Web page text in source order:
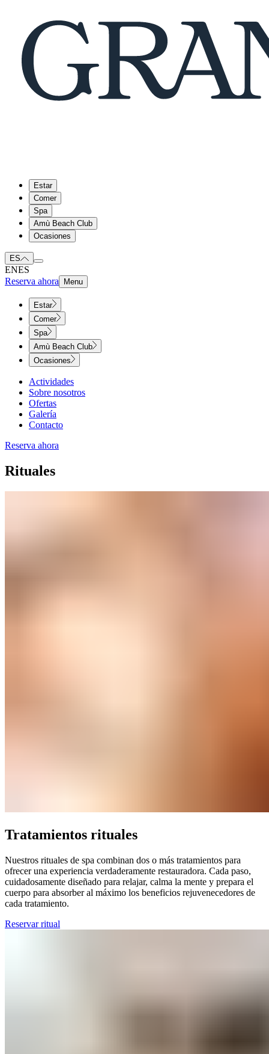
Estar
Comer
Spa
Amù Beach Club
Ocasiones
ES
ENES
Reserva ahora
Menu
Estar
Comer
Spa
Amù Beach Club
Ocasiones
Actividades
Sobre nosotros
Ofertas
Galería
Contacto
Reserva ahora
Rituales​​​​‌ ‍ ​‍​‍‌‍ ‌ ​‍‌‍‍‌‌‍‌ ‌‍‍‌‌‍ ‍​‍​‍​ ‍‍​‍​‍‌ ​ ‌‍​‌‌‍ ‍‌‍‍‌‌ ‌​‌ ‍‌​‍ ‍‌‍‍‌‌‍ ​‍​‍​‍ ​​‍​‍‌‍‍​‌ ​‍‌‍‌‌‌‍‌‍​‍​‍​ ‍‍​‍​‍‌‍‍​‌ ‌​‌ ‌​‌ ​​‌ ​ ​ ‍‍​‍ ​‍ ‌‍ ​​‍ ‌‌‍​‌‌‍ ‍‌‍‌​​‍ ‌‌ ​‍​‍ ‌‌‍‍​‌‍ ‌ ‌​‌‍‌‌‌‍ ​‌ ​ ​‍ ‌‌ ​ ‌ ‌​‌ ‌‌‌‍‌​‌‍‍‌‌‍ ​‍ ‍‌ ‌‍‌‍‌‌‌ ​‍‌‍​ ‌‍‌‌‌‍ ​​‍ ‍‌‍​‌‌ ​​‌ ​​​‍ ‌‍‍‌‌‍ ‍‌ ‌​‌‍‌‌‌‍ ‍‌ ‌​​‍ ‌‍‌‌‌‍‌​‌‍‍‌‌ ‌​​‍ ‌‍ ‌‌‍ ‌‍‌​‌‍‌‌​ ‌‌ ​​‌ ​‍‌‍‌‌‌ ​ ‌‍‌‌‌‍ ‍‌ ‌​‌‍​‌‌ ‌​‌‍‍‌‌‍ ‌‍ ‍​ ‍ ‌‍‍‌‌‍‌​​ ‌​ ‌ ‌‍​‌​ ‍​​ ​‍‌‍‌‌​ ​​‌‍‌​‌‍​‍​‍ ‌‌‍‌‍​ ​​‌‍‌​‌‍‌‌​‍ ‌​ ‌​​ ​‌​ ‌‌‌‍‌​​‍ ‌​ ‍‌​ ​ ‌‍​‌‌‍​‌​‍ ‌‌‍​‍‌‍​‌​ ​‍​ ‌ ​ ‌ ​ ​‍‌‍​‌​ ​​‌‍‌‌​ ​‍‌‍‌​​ ‍​​ ‍ ‌ ‌​‌ ‍‌‌ ​​‌‍‌‌​ ‌‌‍‍​‌‍ ‌ ‌​‌‍‌‌‌‍ ​‌‌​ ‌‍‍‌‌ ‌​‌‍‌‌‌‌​​‌‍​‌‌‍‌ ‌‍‌‌​ ‍ ‌ ​​‌‍​‌‌ ‌​‌‍‍​​ ‌‌ ​​‌‍​‌‌‍‌ ‌‍‌‌‌​​‍‌ ‌‌‌‍‍‌‌‍ ​‌‍‌​‌‍‌‌‌ ​‍​‍‌‌​ ‌‌‌​​‍‌‌ ‌‍‍ ‌‍‌‌‌ ‍‌​‍‌‌​ ​ ‌​‌​​‍‌‌​ ​ ‌​‌​​‍‌‌​ ​‍​ ​‍​ ‍‌​ ‌‌​ ‍​​ ​ ​ ‌‍​ ‍‌​ ​ ​ ​‌‌‍​‍​ ‌​​ ​‍​ ‌ ​‍‌‌​ ​‍​ ​‍​‍‌‌​ ‌‌‌​‌​​‍ ‍‌‍‍​‌‍‌‌‌‍​‌‌‍‌​‌‍‍‌‌‍ ‍‌‍‌ ​ ‌‍​‍‌‍​‌‌ ​ ‌‍‌‌‌‌‌‌‌ ​‍‌‍ ​​ ‌‌‍‍​‌ ‌​‌ ‌​‌ ​​‌ ​ ​‍‌‌​ ​ ‌​​‌​‍‌‌​ ​‍‌​‌‍​‍‌‌​ ​‍‌​‌‍‌‍ ​​‍ ‌‌‍​‌‌‍ ‍‌‍‌​​‍ ‌‌ ​‍​‍ ‌‌‍‍​‌‍ ‌ ‌​‌‍‌‌‌‍ ​‌ ​ ​‍ ‌‌ ​ ‌ ‌​‌ ‌‌‌‍‌​‌‍‍‌‌‍ ​‍ ‍‌ ‌‍‌‍‌‌‌ ​‍‌‍​ ‌‍‌‌‌‍ ​​‍ ‍‌‍​‌‌ ​​‌ ​​​‍‌‍‌‍‍‌‌‍‌​​ ‌​ ‌ ‌‍​‌​ ‍​​ ​‍‌‍‌‌​ ​​‌‍‌​‌‍​‍​‍ ‌‌‍‌‍​ ​​‌‍‌​‌‍‌‌​‍ ‌​ ‌​​ ​‌​ ‌‌‌‍‌​​‍ ‌​ ‍‌​ ​ ‌‍​‌‌‍​‌​‍ ‌‌‍​‍‌‍​‌​ ​‍​ ‌ ​ ‌ ​ ​‍‌‍​‌​ ​​‌‍‌‌​ ​‍‌‍‌​​ ‍​​‍‌‍‌ ‌​‌ ‍‌‌ ​​‌‍‌‌​ ‌‌‍‍​‌‍ ‌ ‌​‌‍‌‌‌‍ ​‌‌​ ‌‍‍‌‌ ‌​‌‍‌‌‌‌​​‌‍​‌‌‍‌ ‌‍‌‌​‍‌‍‌ ​​‌‍​‌‌ ‌​‌‍‍​​ ‌‌ ​​‌‍​‌‌‍‌ ‌‍‌‌‌​​‍‌ ‌‌‌‍‍‌‌‍ ​‌‍‌​‌‍‌‌‌ ​‍​‍‌‌​ ‌‌‌​​‍‌‌ ‌‍‍ ‌‍‌‌‌ ‍‌​‍‌‌​ ​ ‌​‌​​‍‌‌​ ​ ‌​‌​​‍‌‌​ ​‍​ ​‍​ ‍‌​ ‌‌​ ‍​​ ​ ​ ‌‍​ ‍‌​ ​ ​ ​‌‌‍​‍​ ‌​​ ​‍​ ‌ ​‍‌‌​ ​‍​ ​‍​‍‌‌​ ‌‌‌​‌​​‍ ‍‌‍‍​‌‍‌‌‌‍​‌‌‍‌​‌‍‍‌‌‍ ‍‌‍‌ ​‍‌‍‌ ​​‌‍‌‌‌ ​‍‌ ​ ‌ ​​‌‍‌‌‌‍​ ‌ ‌​‌‍‍‌‌ ‌‍‌‍‌‌​ ‌‌ ​​‌ ‌‌‌‍​‍‌‍ ​‌‍‍‌‌ ​ ‌‍‍​‌‍‌‌‌‍‌​​‍​‍‌ ‌
Tratamientos rituales​​​​‌ ‍ ​‍​‍‌‍ ‌ ​‍‌‍‍‌‌‍‌ ‌‍‍‌‌‍ ‍​‍​‍​ ‍‍​‍​‍‌ ​ ‌‍​‌‌‍ ‍‌‍‍‌‌ ‌​‌ ‍‌​‍ ‍‌‍‍‌‌‍ ​‍​‍​‍ ​​‍​‍‌‍‍​‌ ​‍‌‍‌‌‌‍‌‍​‍​‍​ ‍‍​‍​‍‌‍‍​‌ ‌​‌ ‌​‌ ​​‌ ​ ​ ‍‍​‍ ​‍ ‌‍ ​​‍ ‌‌‍​‌‌‍ ‍‌‍‌​​‍ ‌‌ ​‍​‍ ‌‌‍‍​‌‍ ‌ ‌​‌‍‌‌‌‍ ​‌ ​ ​‍ ‌‌ ​ ‌ ‌​‌ ‌‌‌‍‌​‌‍‍‌‌‍ ​‍ ‍‌ ‌‍‌‍‌‌‌ ​‍‌‍​ ‌‍‌‌‌‍ ​​‍ ‍‌‍​‌‌ ​​‌ ​​​‍ ‌‍‍‌‌‍ ‍‌ ‌​‌‍‌‌‌‍ ‍‌ ‌​​‍ ‌‍‌‌‌‍‌​‌‍‍‌‌ ‌​​‍ ‌‍ ‌‌‍ ‌‍‌​‌‍‌‌​ ‌‌ ​​‌ ​‍‌‍‌‌‌ ​ ‌‍‌‌‌‍ ‍‌ ‌​‌‍​‌‌ ‌​‌‍‍‌‌‍ ‌‍ ‍​ ‍ ‌‍‍‌‌‍‌​​ ‌​ ‌ ‌‍​‌​ ‍​​ ​‍‌‍‌‌​ ​​‌‍‌​‌‍​‍​‍ ‌‌‍‌‍​ ​​‌‍‌​‌‍‌‌​‍ ‌​ ‌​​ ​‌​ ‌‌‌‍‌​​‍ ‌​ ‍‌​ ​ ‌‍​‌‌‍​‌​‍ ‌‌‍​‍‌‍​‌​ ​‍​ ‌ ​ ‌ ​ ​‍‌‍​‌​ ​​‌‍‌‌​ ​‍‌‍‌​​ ‍​​ ‍ ‌ ‌​‌ ‍‌‌ ​​‌‍‌‌​ ‌‌‍‍​‌‍ ‌ ‌​‌‍‌‌‌‍ ​‌‌​ ‌‍‍‌‌ ‌​‌‍‌‌‌‌​​‌‍​‌‌‍‌ ‌‍‌‌​ ‍ ‌ ​​‌‍​‌‌ ‌​‌‍‍​​ ‌‌ ​​‌‍​‌‌‍‌ ‌‍‌‌‌​​‍‌ ‌‌‌‍‍‌‌‍ ​‌‍‌​‌‍‌‌‌ ​‍​‍‌‌​ ‌‌‌​​‍‌‌ ‌‍‍ ‌‍‌‌‌ ‍‌​‍‌‌​ ​ ‌​‌​​‍‌‌​ ​ ‌​‌​​‍‌‌​ ​‍​ ​‍​ ​ ​ ‌‌​ ​ ​ ‌​​ ​​​ ‍​‌‍‌​​ ‍‌​ ​‍‌‍​‍‌‍​ ‌‍​ ​‍‌‌​ ​‍​ ​‍​‍‌‌​ ‌‌‌​‌​​‍ ‍‌‍‍​‌‍‌‌‌‍​‌‌‍‌​‌‍‍‌‌‍ ‍‌‍‌ ​ ‌‍​‍‌‍​‌‌ ​ ‌‍‌‌‌‌‌‌‌ ​‍‌‍ ​​ ‌‌‍‍​‌ ‌​‌ ‌​‌ ​​‌ ​ ​‍‌‌​ ​ ‌​​‌​‍‌‌​ ​‍‌​‌‍​‍‌‌​ ​‍‌​‌‍‌‍ ​​‍ ‌‌‍​‌‌‍ ‍‌‍‌​​‍ ‌‌ ​‍​‍ ‌‌‍‍​‌‍ ‌ ‌​‌‍‌‌‌‍ ​‌ ​ ​‍ ‌‌ ​ ‌ ‌​‌ ‌‌‌‍‌​‌‍‍‌‌‍ ​‍ ‍‌ ‌‍‌‍‌‌‌ ​‍‌‍​ ‌‍‌‌‌‍ ​​‍ ‍‌‍​‌‌ ​​‌ ​​​‍‌‍‌‍‍‌‌‍‌​​ ‌​ ‌ ‌‍​‌​ ‍​​ ​‍‌‍‌‌​ ​​‌‍‌​‌‍​‍​‍ ‌‌‍‌‍​ ​​‌‍‌​‌‍‌‌​‍ ‌​ ‌​​ ​‌​ ‌‌‌‍‌​​‍ ‌​ ‍‌​ ​ ‌‍​‌‌‍​‌​‍ ‌‌‍​‍‌‍​‌​ ​‍​ ‌ ​ ‌ ​ ​‍‌‍​‌​ ​​‌‍‌‌​ ​‍‌‍‌​​ ‍​​‍‌‍‌ ‌​‌ ‍‌‌ ​​‌‍‌‌​ ‌‌‍‍​‌‍ ‌ ‌​‌‍‌‌‌‍ ​‌‌​ ‌‍‍‌‌ ‌​‌‍‌‌‌‌​​‌‍​‌‌‍‌ ‌‍‌‌​‍‌‍‌ ​​‌‍​‌‌ ‌​‌‍‍​​ ‌‌ ​​‌‍​‌‌‍‌ ‌‍‌‌‌​​‍‌ ‌‌‌‍‍‌‌‍ ​‌‍‌​‌‍‌‌‌ ​‍​‍‌‌​ ‌‌‌​​‍‌‌ ‌‍‍ ‌‍‌‌‌ ‍‌​‍‌‌​ ​ ‌​‌​​‍‌‌​ ​ ‌​‌​​‍‌‌​ ​‍​ ​‍​ ​ ​ ‌‌​ ​ ​ ‌​​ ​​​ ‍​‌‍‌​​ ‍‌​ ​‍‌‍​‍‌‍​ ‌‍​ ​‍‌‌​ ​‍​ ​‍​‍‌‌​ ‌‌‌​‌​​‍ ‍‌‍‍​‌‍‌‌‌‍​‌‌‍‌​‌‍‍‌‌‍ ‍‌‍‌ ​‍‌‍‌ ​​‌‍‌‌‌ ​‍‌ ​ ‌ ​​‌‍‌‌‌‍​ ‌ ‌​‌‍‍‌‌ ‌‍‌‍‌‌​ ‌‌ ​​‌ ‌‌‌‍​‍‌‍ ​‌‍‍‌‌ ​ ‌‍‍​‌‍‌‌‌‍‌​​‍​‍‌ ‌
Nuestros rituales de spa combinan dos o más tratamientos para
ofrecer una experiencia verdaderamente restauradora. Cada paso,
cuidadosamente diseñado para relajar, calma la mente y prepara el
cuerpo para absorber al máximo los beneficios rejuvenecedores de
cada tratamiento.​​​​‌ ‍ ​‍​‍‌‍ ‌ ​‍‌‍‍‌‌‍‌ ‌‍‍‌‌‍ ‍​‍​‍​ ‍‍​‍​‍‌ ​ ‌‍​‌‌‍ ‍‌‍‍‌‌ ‌​‌ ‍‌​‍ ‍‌‍‍‌‌‍ ​‍​‍​‍ ​​‍​‍‌‍‍​‌ ​‍‌‍‌‌‌‍‌‍​‍​‍​ ‍‍​‍​‍‌‍‍​‌ ‌​‌ ‌​‌ ​​‌ ​ ​ ‍‍​‍ ​‍ ‌‍ ​​‍ ‌‌‍​‌‌‍ ‍‌‍‌​​‍ ‌‌ ​‍​‍ ‌‌‍‍​‌‍ ‌ ‌​‌‍‌‌‌‍ ​‌ ​ ​‍ ‌‌ ​ ‌ ‌​‌ ‌‌‌‍‌​‌‍‍‌‌‍ ​‍ ‍‌ ‌‍‌‍‌‌‌ ​‍‌‍​ ‌‍‌‌‌‍ ​​‍ ‍‌‍​‌‌ ​​‌ ​​​‍ ‌‍‍‌‌‍ ‍‌ ‌​‌‍‌‌‌‍ ‍‌ ‌​​‍ ‌‍‌‌‌‍‌​‌‍‍‌‌ ‌​​‍ ‌‍ ‌‌‍ ‌‍‌​‌‍‌‌​ ‌‌ ​​‌ ​‍‌‍‌‌‌ ​ ‌‍‌‌‌‍ ‍‌ ‌​‌‍​‌‌ ‌​‌‍‍‌‌‍ ‌‍ ‍​ ‍ ‌‍‍‌‌‍‌​​ ‌​ ‌ ‌‍​‌​ ‍​​ ​‍‌‍‌‌​ ​​‌‍‌​‌‍​‍​‍ ‌‌‍‌‍​ ​​‌‍‌​‌‍‌‌​‍ ‌​ ‌​​ ​‌​ ‌‌‌‍‌​​‍ ‌​ ‍‌​ ​ ‌‍​‌‌‍​‌​‍ ‌‌‍​‍‌‍​‌​ ​‍​ ‌ ​ ‌ ​ ​‍‌‍​‌​ ​​‌‍‌‌​ ​‍‌‍‌​​ ‍​​ ‍ ‌ ‌​‌ ‍‌‌ ​​‌‍‌‌​ ‌‌‍‍​‌‍ ‌ ‌​‌‍‌‌‌‍ ​‌‌​ ‌‍‍‌‌ ‌​‌‍‌‌‌‌​​‌‍​‌‌‍‌ ‌‍‌‌​ ‍ ‌ ​​‌‍​‌‌ ‌​‌‍‍​​ ‌‌ ​​‌‍​‌‌‍‌ ‌‍‌‌‌​​‍‌ ‌‌‌‍‍‌‌‍ ​‌‍‌​‌‍‌‌‌ ​‍​‍‌‌​ ‌‌‌​​‍‌‌ ‌‍‍ ‌‍‌‌‌ ‍‌​‍‌‌​ ​ ‌​‌​​‍‌‌​ ​ ‌​‌​​‍‌‌​ ​‍​ ​‍​ ​ ​ ‌‌​ ​ ​ ‌​​ ​​​ ‍​‌‍‌​​ ‍‌​ ​‍‌‍​‍‌‍​ ‌‍​ ​‍‌‌​ ​‍​ ​‍​‍‌‌​ ‌‌‌​‌​​‍ ‍‌‍​‍‌‍ ‌‍‌​‌ ‍‌​ ‌‍​‍‌‍​‌‌ ​ ‌‍‌‌‌‌‌‌‌ ​‍‌‍ ​​ ‌‌‍‍​‌ ‌​‌ ‌​‌ ​​‌ ​ ​‍‌‌​ ​ ‌​​‌​‍‌‌​ ​‍‌​‌‍​‍‌‌​ ​‍‌​‌‍‌‍ ​​‍ ‌‌‍​‌‌‍ ‍‌‍‌​​‍ ‌‌ ​‍​‍ ‌‌‍‍​‌‍ ‌ ‌​‌‍‌‌‌‍ ​‌ ​ ​‍ ‌‌ ​ ‌ ‌​‌ ‌‌‌‍‌​‌‍‍‌‌‍ ​‍ ‍‌ ‌‍‌‍‌‌‌ ​‍‌‍​ ‌‍‌‌‌‍ ​​‍ ‍‌‍​‌‌ ​​‌ ​​​‍‌‍‌‍‍‌‌‍‌​​ ‌​ ‌ ‌‍​‌​ ‍​​ ​‍‌‍‌‌​ ​​‌‍‌​‌‍​‍​‍ ‌‌‍‌‍​ ​​‌‍‌​‌‍‌‌​‍ ‌​ ‌​​ ​‌​ ‌‌‌‍‌​​‍ ‌​ ‍‌​ ​ ‌‍​‌‌‍​‌​‍ ‌‌‍​‍‌‍​‌​ ​‍​ ‌ ​ ‌ ​ ​‍‌‍​‌​ ​​‌‍‌‌​ ​‍‌‍‌​​ ‍​​‍‌‍‌ ‌​‌ ‍‌‌ ​​‌‍‌‌​ ‌‌‍‍​‌‍ ‌ ‌​‌‍‌‌‌‍ ​‌‌​ ‌‍‍‌‌ ‌​‌‍‌‌‌‌​​‌‍​‌‌‍‌ ‌‍‌‌​‍‌‍‌ ​​‌‍​‌‌ ‌​‌‍‍​​ ‌‌ ​​‌‍​‌‌‍‌ ‌‍‌‌‌​​‍‌ ‌‌‌‍‍‌‌‍ ​‌‍‌​‌‍‌‌‌ ​‍​‍‌‌​ ‌‌‌​​‍‌‌ ‌‍‍ ‌‍‌‌‌ ‍‌​‍‌‌​ ​ ‌​‌​​‍‌‌​ ​ ‌​‌​​‍‌‌​ ​‍​ ​‍​ ​ ​ ‌‌​ ​ ​ ‌​​ ​​​ ‍​‌‍‌​​ ‍‌​ ​‍‌‍​‍‌‍​ ‌‍​ ​‍‌‌​ ​‍​ ​‍​‍‌‌​ ‌‌‌​‌​​‍ ‍‌‍​‍‌‍ ‌‍‌​‌ ‍‌​‍‌‍‌ ​​‌‍‌‌‌ ​‍‌ ​ ‌ ​​‌‍‌‌‌‍​ ‌ ‌​‌‍‍‌‌ ‌‍‌‍‌‌​ ‌‌ ​​‌ ‌‌‌‍​‍‌‍ ​‌‍‍‌‌ ​ ‌‍‍​‌‍‌‌‌‍‌​​‍​‍‌ ‌
Reservar ritual​​​​‌ ‍ ​‍​‍‌‍ ‌ ​‍‌‍‍‌‌‍‌ ‌‍‍‌‌‍ ‍​‍​‍​ ‍‍​‍​‍‌ ​ ‌‍​‌‌‍ ‍‌‍‍‌‌ ‌​‌ ‍‌​‍ ‍‌‍‍‌‌‍ ​‍​‍​‍ ​​‍​‍‌‍‍​‌ ​‍‌‍‌‌‌‍‌‍​‍​‍​ ‍‍​‍​‍‌‍‍​‌ ‌​‌ ‌​‌ ​​‌ ​ ​ ‍‍​‍ ​‍ ‌‍ ​​‍ ‌‌‍​‌‌‍ ‍‌‍‌​​‍ ‌‌ ​‍​‍ ‌‌‍‍​‌‍ ‌ ‌​‌‍‌‌‌‍ ​‌ ​ ​‍ ‌‌ ​ ‌ ‌​‌ ‌‌‌‍‌​‌‍‍‌‌‍ ​‍ ‍‌ ‌‍‌‍‌‌‌ ​‍‌‍​ ‌‍‌‌‌‍ ​​‍ ‍‌‍​‌‌ ​​‌ ​​​‍ ‌‍‍‌‌‍ ‍‌ ‌​‌‍‌‌‌‍ ‍‌ ‌​​‍ ‌‍‌‌‌‍‌​‌‍‍‌‌ ‌​​‍ ‌‍ ‌‌‍ ‌‍‌​‌‍‌‌​ ‌‌ ​​‌ ​‍‌‍‌‌‌ ​ ‌‍‌‌‌‍ ‍‌ ‌​‌‍​‌‌ ‌​‌‍‍‌‌‍ ‌‍ ‍​ ‍ ‌‍‍‌‌‍‌​​ ‌​ ‌ ‌‍​‌​ ‍​​ ​‍‌‍‌‌​ ​​‌‍‌​‌‍​‍​‍ ‌‌‍‌‍​ ​​‌‍‌​‌‍‌‌​‍ ‌​ ‌​​ ​‌​ ‌‌‌‍‌​​‍ ‌​ ‍‌​ ​ ‌‍​‌‌‍​‌​‍ ‌‌‍​‍‌‍​‌​ ​‍​ ‌ ​ ‌ ​ ​‍‌‍​‌​ ​​‌‍‌‌​ ​‍‌‍‌​​ ‍​​ ‍ ‌ ‌​‌ ‍‌‌ ​​‌‍‌‌​ ‌‌‍‍​‌‍ ‌ ‌​‌‍‌‌‌‍ ​‌‌​ ‌‍‍‌‌ ‌​‌‍‌‌‌‌​​‌‍​‌‌‍‌ ‌‍‌‌​ ‍ ‌ ​​‌‍​‌‌ ‌​‌‍‍​​ ‌‌ ​​‌‍​‌‌‍‌ ‌‍‌‌‌​​‍‌ ‌‌‌‍‍‌‌‍ ​‌‍‌​‌‍‌‌‌ ​‍​‍‌‌​ ‌‌‌​​‍‌‌ ‌‍‍ ‌‍‌‌‌ ‍‌​‍‌‌​ ​ ‌​‌​​‍‌‌​ ​ ‌​‌​​‍‌‌​ ​‍​ ​‍​ ​ ​ ‌‌​ ​ ​ ‌​​ ​​​ ‍​‌‍‌​​ ‍‌​ ​‍‌‍​‍‌‍​ ‌‍​ ​‍‌‌​ ​‍​ ​‍​‍‌‌​ ‌‌‌​‌​​‍ ‍‌ ​​‌ ​‍‌‍‍‌‌‍ ‌‌‍​‌‌ ​‍‌ ‍‌‌​​ ‌ ‌​‌‍​‌​‍ ‍‌‍ ​‌‍​‌‌‍​‍‌‍‌‌‌‍ ​​ ‌‍​‍‌‍​‌‌ ​ ‌‍‌‌‌‌‌‌‌ ​‍‌‍ ​​ ‌‌‍‍​‌ ‌​‌ ‌​‌ ​​‌ ​ ​‍‌‌​ ​ ‌​​‌​‍‌‌​ ​‍‌​‌‍​‍‌‌​ ​‍‌​‌‍‌‍ ​​‍ ‌‌‍​‌‌‍ ‍‌‍‌​​‍ ‌‌ ​‍​‍ ‌‌‍‍​‌‍ ‌ ‌​‌‍‌‌‌‍ ​‌ ​ ​‍ ‌‌ ​ ‌ ‌​‌ ‌‌‌‍‌​‌‍‍‌‌‍ ​‍ ‍‌ ‌‍‌‍‌‌‌ ​‍‌‍​ ‌‍‌‌‌‍ ​​‍ ‍‌‍​‌‌ ​​‌ ​​​‍‌‍‌‍‍‌‌‍‌​​ ‌​ ‌ ‌‍​‌​ ‍​​ ​‍‌‍‌‌​ ​​‌‍‌​‌‍​‍​‍ ‌‌‍‌‍​ ​​‌‍‌​‌‍‌‌​‍ ‌​ ‌​​ ​‌​ ‌‌‌‍‌​​‍ ‌​ ‍‌​ ​ ‌‍​‌‌‍​‌​‍ ‌‌‍​‍‌‍​‌​ ​‍​ ‌ ​ ‌ ​ ​‍‌‍​‌​ ​​‌‍‌‌​ ​‍‌‍‌​​ ‍​​‍‌‍‌ ‌​‌ ‍‌‌ ​​‌‍‌‌​ ‌‌‍‍​‌‍ ‌ ‌​‌‍‌‌‌‍ ​‌‌​ ‌‍‍‌‌ ‌​‌‍‌‌‌‌​​‌‍​‌‌‍‌ ‌‍‌‌​‍‌‍‌ ​​‌‍​‌‌ ‌​‌‍‍​​ ‌‌ ​​‌‍​‌‌‍‌ ‌‍‌‌‌​​‍‌ ‌‌‌‍‍‌‌‍ ​‌‍‌​‌‍‌‌‌ ​‍​‍‌‌​ ‌‌‌​​‍‌‌ ‌‍‍ ‌‍‌‌‌ ‍‌​‍‌‌​ ​ ‌​‌​​‍‌‌​ ​ ‌​‌​​‍‌‌​ ​‍​ ​‍​ ​ ​ ‌‌​ ​ ​ ‌​​ ​​​ ‍​‌‍‌​​ ‍‌​ ​‍‌‍​‍‌‍​ ‌‍​ ​‍‌‌​ ​‍​ ​‍​‍‌‌​ ‌‌‌​‌​​‍ ‍‌ ​​‌ ​‍‌‍‍‌‌‍ ‌‌‍​‌‌ ​‍‌ ‍‌‌​​ ‌ ‌​‌‍​‌​‍ ‍‌‍ ​‌‍​‌‌‍​‍‌‍‌‌‌‍ ​​‍‌‍‌ ​​‌‍‌‌‌ ​‍‌ ​ ‌ ​​‌‍‌‌‌‍​ ‌ ‌​‌‍‍‌‌ ‌‍‌‍‌‌​ ‌‌ ​​‌ ‌‌‌‍​‍‌‍ ​‌‍‍‌‌ ​ ‌‍‍​‌‍‌‌‌‍‌​​‍​‍‌ ‌